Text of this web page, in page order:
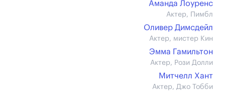
Аманда Лоуренс
Актер, Пимбл
Оливер Димсдейл
Актер, мистер Кин
Эмма Гамильтон
Актер, Рози Долли
Митчелл Хант
Актер, Джо Тобби